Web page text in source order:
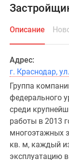
Описание
Адрес:
г. Краснодар,
Группа
федерального
среди
работы в 2013
многоэтажных
кв. м, каждый
эксплуатацию